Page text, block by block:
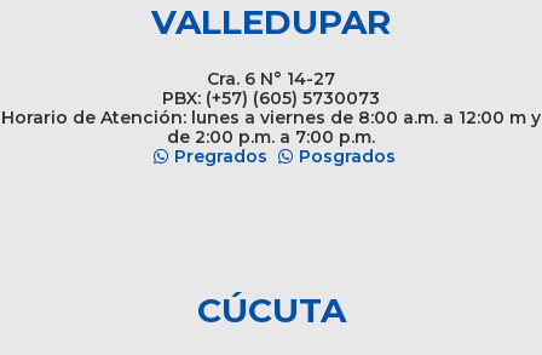
VALLEDUPAR
Cra. 6 N° 14-27
PBX: (+57) (605) 5730073
Horario de Atención: lunes a viernes de 8:00 a.m. a 12:00 m y
de 2:00 p.m. a 7:00 p.m.
Pregrados
Posgrados
CÚCUTA